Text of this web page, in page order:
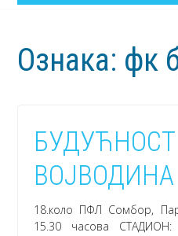
Ознака: фк
ВОЈВОДИНА
18.коло ПФЛ Сомбор,
15.30 часова СТАДИОН: